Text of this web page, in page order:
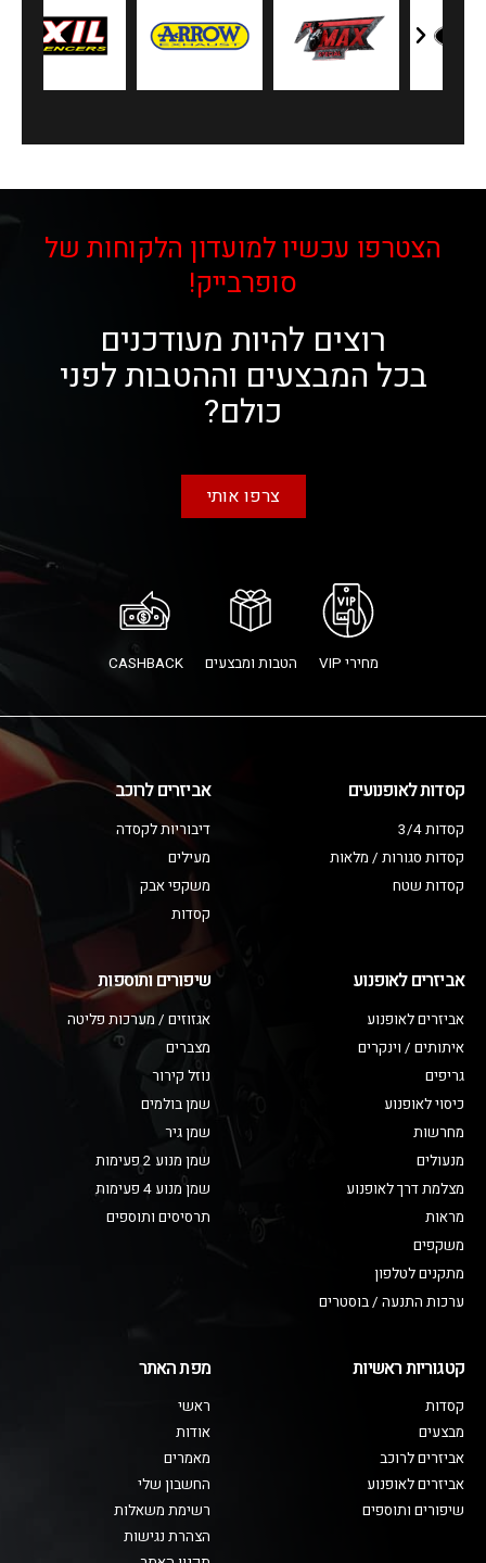
הצטרפו עכשיו למועדון הלקוחות של
סופרבייק!
רוצים להיות מעודכנים
בכל המבצעים וההטבות לפני
כולם?
צרפו אותי
מחירי VIP הטבות ומבצעים CASHBACK
קסדות לאופנועים
קסדות 3/4
קסדות סגורות / מלאות
קסדות שטח
אביזרים לרוכב
דיבוריות לקסדה
מעילים
משקפי אבק
קסדות
אביזרים לאופנוע
אביזרים לאופנוע
איתותים / וינקרים
גריפים
כיסוי לאופנוע
מחרשות
מנעולים
מצלמת דרך לאופנוע
מראות
משקפים
מתקנים לטלפון
ערכות התנעה / בוסטרים
שיפורים ותוספות
אגזוזים / מערכות פליטה
מצברים
נוזל קירור
שמן בולמים
שמן גיר
שמן מנוע 2 פעימות
שמן מנוע 4 פעימות
תרסיסים ותוספים
קטגוריות ראשיות
קסדות
מבצעים
אביזרים לרוכב
אביזרים לאופנוע
שיפורים ותוספים
מפת האתר
ראשי
אודות
מאמרים
החשבון שלי
רשימת משאלות
הצהרת נגישות